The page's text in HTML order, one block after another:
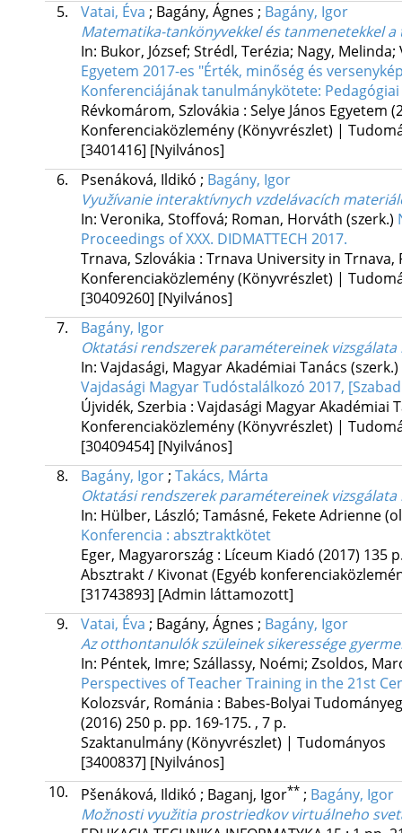
5.
Vatai, Éva ; Bagány, Ágnes ; Bagány, Igor
Matematika-tankönyvekkel és tanmenetekkel
In: Bukor, József; Strédl, Terézia; Nagy,
Egyetem 2017-es "Érték, minőség és
Konferenciájának tanulmánykötete: Pedagógiai
Révkomárom, Szlovákia : Selye János Egyetem
Konferenciaközlemény (Könyvrészlet) |
[3401416] [Nyilvános]
6.
Psenáková, Ildikó ; Bagány, Igor
Využívanie interaktívnych vzdelávacích
In: Veronika, Stoffová; Roman, Horváth (szerk.)
Proceedings of XXX. DIDMATTECH 2017.
Trnava, Szlovákia : Trnava University in Trnava,
Konferenciaközlemény (Könyvrészlet) |
[30409260] [Nyilvános]
7.
Bagány, Igor
Oktatási rendszerek paramétereinek
In: Vajdasági, Magyar Akadémiai Tanács (szerk.)
Vajdasági Magyar Tudóstalálkozó 2017,
Újvidék, Szerbia : Vajdasági Magyar Akadémiai
Konferenciaközlemény (Könyvrészlet) |
[30409454] [Nyilvános]
8.
Bagány, Igor ; Takács, Márta
Oktatási rendszerek paramétereinek
In: Hülber, László; Tamásné, Fekete Adrienne
Konferencia : absztraktkötet
Eger, Magyarország : Líceum Kiadó (2017) 135
Absztrakt / Kivonat (Egyéb
[31743893] [Admin láttamozott]
9.
Vatai, Éva ; Bagány, Ágnes ; Bagány, Igor
Az otthontanulók szüleinek sikeressége
In: Péntek, Imre; Szállassy, Noémi; Zsoldos,
Perspectives of Teacher Training in the 21st
Kolozsvár, Románia : Babes-Bolyai
(2016) 250 p. pp. 169-175. , 7 p.
Szaktanulmány (Könyvrészlet) | Tudományos
[3400837] [Nyilvános]
10.
Pšenáková, Ildikó ; Baganj, Igor** ; Bagány, Igor
Možnosti využitia prostriedkov virtuálneho